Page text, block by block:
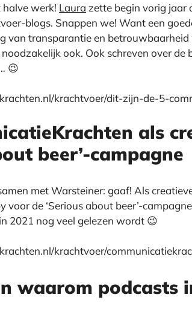
halve werk! Laura zette begin vorig jaar
blogs. Snappen we! Want een
van transparantie en
ook. Ook schreven over
😉
krachtvoer/dit-zijn-de-5-
als
beer’-campagne
met Warsteiner: gaaf! Als
voor de ‘Serious about beer’-
2021 nog veel gelezen wordt 😉
krachtvoer/
waarom